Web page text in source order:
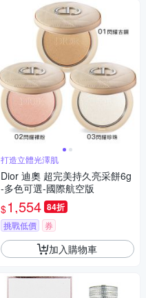
打造立體光澤肌
Dior 迪奧 超完美持久亮采餅6g
-多色可選-國際航空版
$1,554 84折
挑戰低價 券
加入購物車